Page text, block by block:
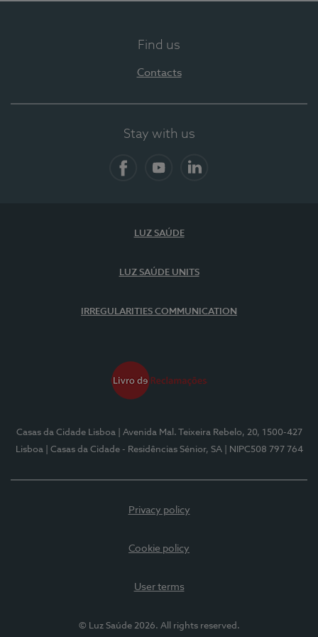
Find us
Contacts
Stay with us
LUZ SAÚDE
LUZ SAÚDE UNITS
IRREGULARITIES COMMUNICATION
Casas da Cidade Lisboa
| Avenida Mal. Teixeira Rebelo, 20, 1500-427
Lisboa
| Casas da Cidade - Residências Sénior, SA | NIPC508 797 764
Privacy policy
Cookie policy
User terms
© Luz Saúde 2026. All rights reserved.